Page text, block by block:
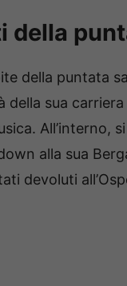
della
della puntata
della sua
All’interno,
alla sua
devoluti